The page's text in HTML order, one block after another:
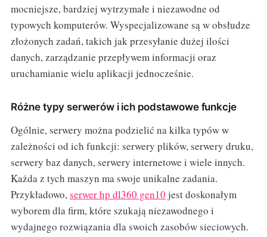
mocniejsze, bardziej wytrzymałe i niezawodne od
typowych komputerów. Wyspecjalizowane są w obsłudze
złożonych zadań, takich jak przesyłanie dużej ilości
danych, zarządzanie przepływem informacji oraz
uruchamianie wielu aplikacji jednocześnie.
Różne typy serwerów i ich podstawowe funkcje
Ogólnie, serwery można podzielić na kilka typów w
zależności od ich funkcji: serwery plików, serwery druku,
serwery baz danych, serwery internetowe i wiele innych.
Każda z tych maszyn ma swoje unikalne zadania.
Przykładowo,serwer hp dl360 gen10 jest doskonałym
wyborem dla firm, które szukają niezawodnego i
wydajnego rozwiązania dla swoich zasobów sieciowych.